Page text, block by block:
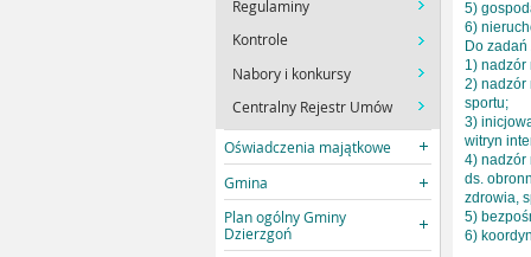
Regulaminy
Kontrole
Nabory i konkursy
Centralny Rejestr Umów
Oświadczenia majątkowe
Gmina
Plan ogólny Gminy
Dzierzgoń
5)
6)
Do
1)
2) nadzór
sportu;
3)
witryn
4) nadzór
ds.
zdrowia,
5)
6)